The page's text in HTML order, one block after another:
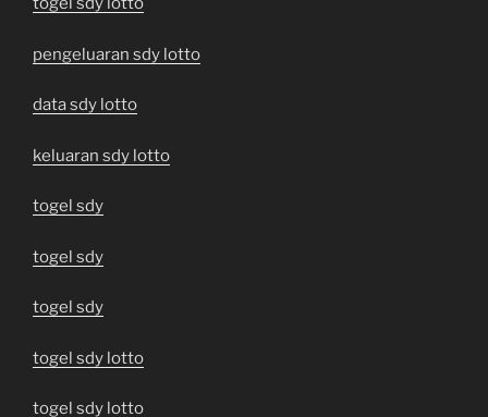
pengeluaran sdy lotto
data sdy lotto
keluaran sdy lotto
togel sdy
togel sdy
togel sdy
togel sdy lotto
togel sdy lotto